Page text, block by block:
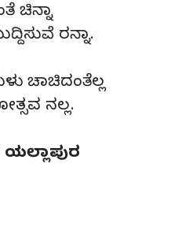
ಚಿನ್ನಾ
ರನ್ನಾ.
ಚಾಚಿದಂತೆಲ್ಲ
ನಲ್ಲ.